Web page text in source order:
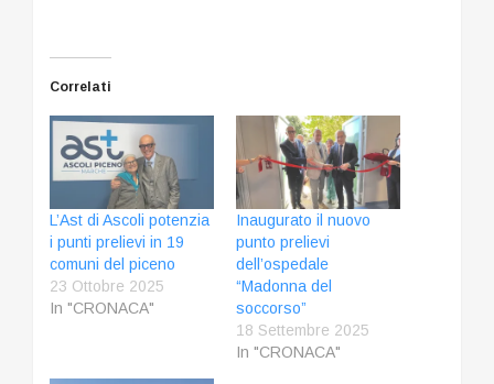
Correlati
L’Ast di Ascoli potenzia
i punti prelievi in 19
comuni del piceno
23 Ottobre 2025
In "CRONACA"
Inaugurato il nuovo
punto prelievi
dell’ospedale
“Madonna del
soccorso”
18 Settembre 2025
In "CRONACA"